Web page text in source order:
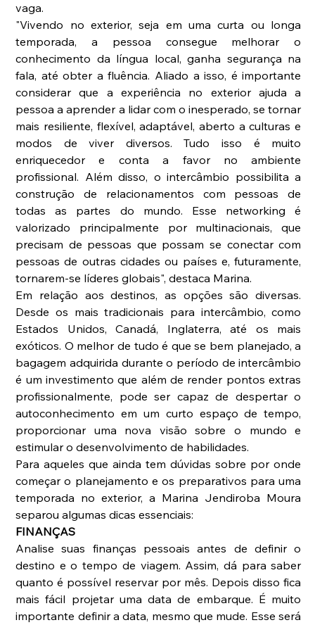
vaga.
"Vivendo no exterior, seja em uma curta ou longa
temporada, a pessoa consegue melhorar o
conhecimento da língua local, ganha segurança na
fala, até obter a fluência. Aliado a isso, é importante
considerar que a experiência no exterior ajuda a
pessoa a aprender a lidar com o inesperado, se tornar
mais resiliente, flexível, adaptável, aberto a culturas e
modos de viver diversos. Tudo isso é muito
enriquecedor e conta a favor no ambiente
profissional. Além disso, o intercâmbio possibilita a
construção de relacionamentos com pessoas de
todas as partes do mundo. Esse networking é
valorizado principalmente por multinacionais, que
precisam de pessoas que possam se conectar com
pessoas de outras cidades ou países e, futuramente,
tornarem-se líderes globais", destaca Marina.
Em relação aos destinos, as opções são diversas.
Desde os mais tradicionais para intercâmbio, como
Estados Unidos, Canadá, Inglaterra, até os mais
exóticos. O melhor de tudo é que se bem planejado, a
bagagem adquirida durante o período de intercâmbio
é um investimento que além de render pontos extras
profissionalmente, pode ser capaz de despertar o
autoconhecimento em um curto espaço de tempo,
proporcionar uma nova visão sobre o mundo e
estimular o desenvolvimento de habilidades.
Para aqueles que ainda tem dúvidas sobre por onde
começar o planejamento e os preparativos para uma
temporada no exterior, a Marina Jendiroba Moura
separou algumas dicas essenciais:
FINANÇAS
Analise suas finanças pessoais antes de definir o
destino e o tempo de viagem. Assim, dá para saber
quanto é possível reservar por mês. Depois disso fica
mais fácil projetar uma data de embarque. É muito
importante definir a data, mesmo que mude. Esse será